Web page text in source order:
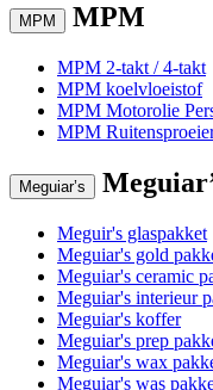
MPM MPM
MPM 2-takt / 4-takt
MPM koelvloeistof
MPM Motorolie
MPM
Meguiar’s
Meguir's glaspakket
Meguiar's gold
Meguiar's ceramic
Meguiar's interieur
Meguiar's koffer
Meguiar's prep
Meguiar's wax
Meguiar's was